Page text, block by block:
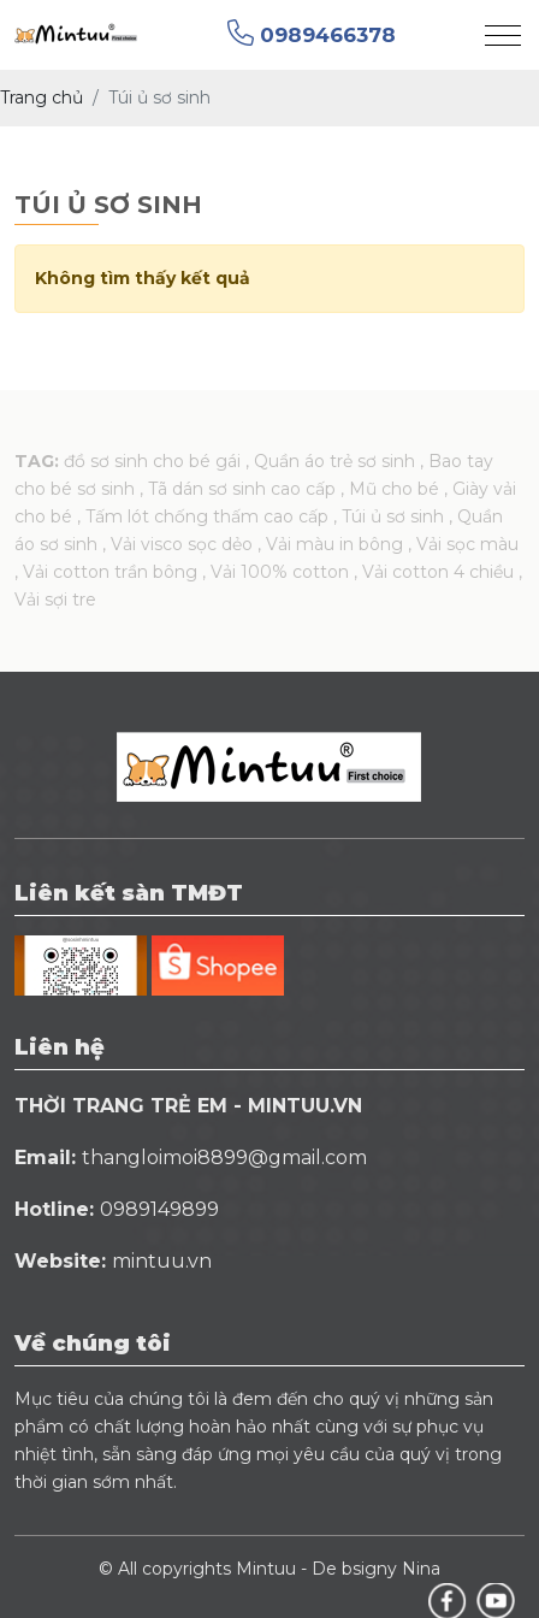
0989466378
Trang chủ Túi ủ sơ sinh
TÚI Ủ SƠ SINH
Không tìm thấy kết quả
TAG: đồ sơ sinh cho bé gái , Quần áo trẻ sơ sinh , Bao tay
cho bé sơ sinh , Tã dán sơ sinh cao cấp , Mũ cho bé , Giày vải
cho bé , Tấm lót chống thấm cao cấp , Túi ủ sơ sinh , Quần
áo sơ sinh , Vải visco sọc dẻo , Vải màu in bông , Vải sọc màu
, Vải cotton trần bông , Vải 100% cotton , Vải cotton 4 chiều ,
Vải sợi tre
Liên kết sàn TMĐT
Liên hệ
THỜI TRANG TRẺ EM - MINTUU.VN
Email: thangloimoi8899@gmail.com
Hotline: 0989149899
Website: mintuu.vn
Về chúng tôi
Mục tiêu của chúng tôi là đem đến cho quý vị những sản
phẩm có chất lượng hoàn hảo nhất cùng với sự phục vụ
nhiệt tình, sẵn sàng đáp ứng mọi yêu cầu của quý vị trong
thời gian sớm nhất.
© All copyrights Mintuu - De bsigny Nina